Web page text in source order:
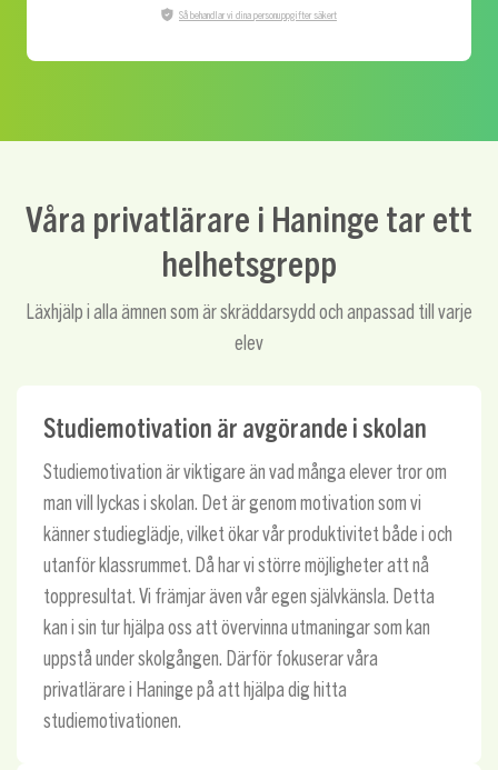
Så behandlar vi dina personuppgifter säkert
Våra privatlärare i Haninge tar ett
helhetsgrepp
Läxhjälp i alla ämnen som är skräddarsydd och anpassad till varje
elev
Studiemotivation är avgörande i skolan
Studiemotivation är viktigare än vad många elever tror om
man vill lyckas i skolan. Det är genom motivation som vi
känner studieglädje, vilket ökar vår produktivitet både i och
utanför klassrummet. Då har vi större möjligheter att nå
toppresultat. Vi främjar även vår egen självkänsla. Detta
kan i sin tur hjälpa oss att övervinna utmaningar som kan
uppstå under skolgången. Därför fokuserar våra
privatlärare i Haninge på att hjälpa dig hitta
studiemotivationen.